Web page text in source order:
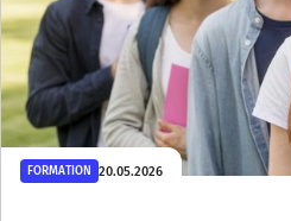
FORMATION 20.05.2026